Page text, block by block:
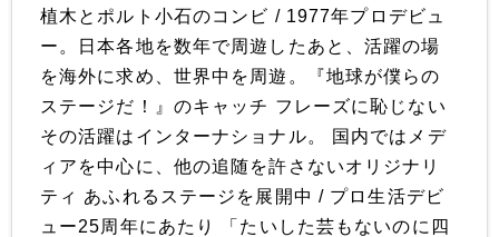
植木とポルト小石のコンビ / 1977年プロデビュ
ー。日本各地を数年で周遊したあと、活躍の場
を海外に求め、世界中を周遊。『地球が僕らの
ステージだ！』のキャッチ フレーズに恥じない
その活躍はインターナショナル。 国内ではメデ
ィアを中心に、他の追随を許さないオリジナリ
ティ あふれるステージを展開中 / プロ生活デビ
ュー25周年にあたり 「たいした芸もないのに四